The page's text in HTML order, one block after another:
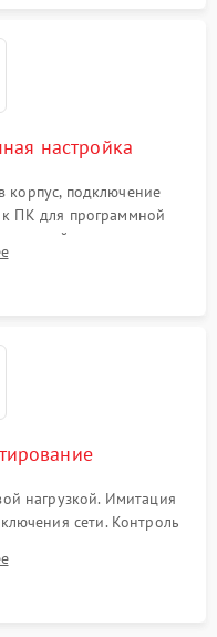
настройка
корпус, подключение
ПК для программной
настройки порогов
старения АКБ.
нагрузкой. Имитация
сети. Контроль
режима и
сигнала.